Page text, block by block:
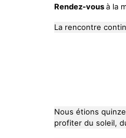
Rendez-vousà la
La rencontre
Nous étions
profiter du soleil,